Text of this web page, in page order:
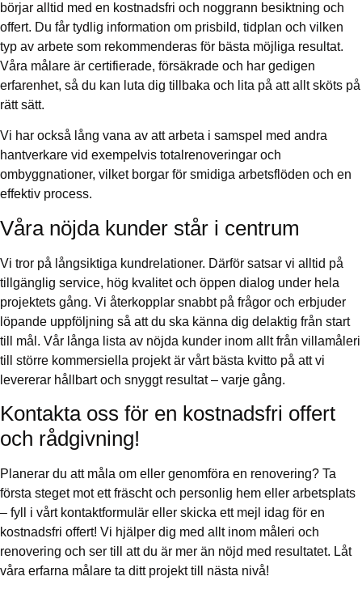
börjar alltid med en kostnadsfri och noggrann besiktning och
offert. Du får tydlig information om prisbild, tidplan och vilken
typ av arbete som rekommenderas för bästa möjliga resultat.
Våra målare är certifierade, försäkrade och har gedigen
erfarenhet, så du kan luta dig tillbaka och lita på att allt sköts på
rätt sätt.
Vi har också lång vana av att arbeta i samspel med andra
hantverkare vid exempelvis totalrenoveringar och
ombyggnationer, vilket borgar för smidiga arbetsflöden och en
effektiv process.
Våra nöjda kunder står i centrum
Vi tror på långsiktiga kundrelationer. Därför satsar vi alltid på
tillgänglig service, hög kvalitet och öppen dialog under hela
projektets gång. Vi återkopplar snabbt på frågor och erbjuder
löpande uppföljning så att du ska känna dig delaktig från start
till mål. Vår långa lista av nöjda kunder inom allt från villamåleri
till större kommersiella projekt är vårt bästa kvitto på att vi
levererar hållbart och snyggt resultat – varje gång.
Kontakta oss för en kostnadsfri offert
och rådgivning!
Planerar du att måla om eller genomföra en renovering? Ta
första steget mot ett fräscht och personlig hem eller arbetsplats
– fyll i vårt kontaktformulär eller skicka ett mejl idag för en
kostnadsfri offert! Vi hjälper dig med allt inom måleri och
renovering och ser till att du är mer än nöjd med resultatet. Låt
våra erfarna målare ta ditt projekt till nästa nivå!